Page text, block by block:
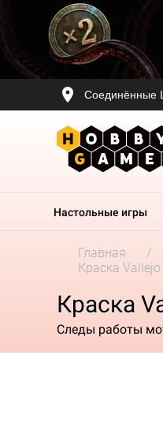
Соединённые
Настольные игры
Главная
Краска
Краска
Следы работы